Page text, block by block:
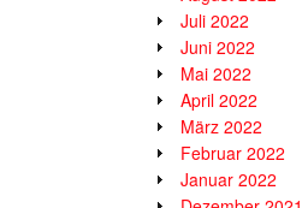
Juli 2022
Juni 2022
Mai 2022
April 2022
März 2022
Februar 2022
Januar 2022